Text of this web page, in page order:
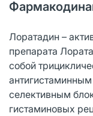
Лоратадин –
препарата
собой
селективным
гистаминовых